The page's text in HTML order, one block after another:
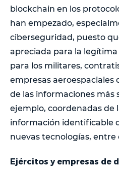
blockchain en los
han empezado,
ciberseguridad, puesto
apreciada para la
para los militares,
empresas aeroespaciales
de las informaciones más
ejemplo, coordenadas de
información identificable
nuevas tecnologías, entre
Ejércitos y empresas de